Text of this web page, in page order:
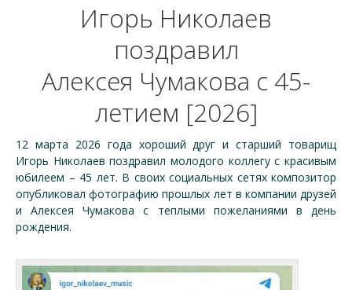
Игорь Николаев
поздравил
Алексея Чумакова с 45-
летием [2026]
12 марта 2026 года хороший друг и старший товарищ
Игорь Николаев поздравил молодого коллегу с красивым
юбилеем – 45 лет. В своих социальных сетях композитор
опубликовал фотографию прошлых лет в компании друзей
и Алексея Чумакова с теплыми пожеланиями в день
рождения.